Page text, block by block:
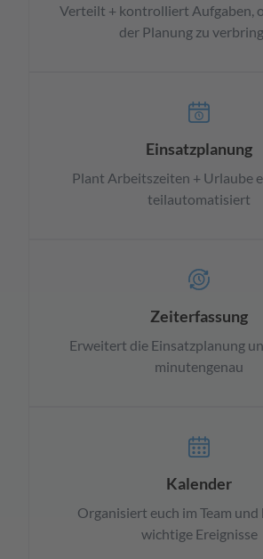
Verteilt + kontrolliert Aufgaben,
der Planung zu
Einsatzplanung
Plant Arbeitszeiten + Urlaube
teilautomatisiert
Zeiterfassung
Erweitert die Einsatzplanung
minutengenau
Kalender
Organisiert euch im Team
wichtige Ereignisse